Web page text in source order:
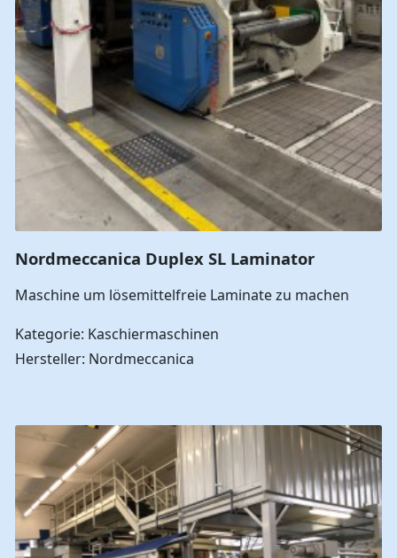
Nordmeccanica Duplex SL Laminator
Maschine um lösemittelfreie Laminate zu machen
Kategorie: Kaschiermaschinen
Hersteller: Nordmeccanica